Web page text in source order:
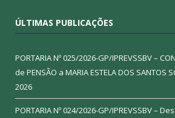
ÚLTIMAS PUBLICAÇÕES
PORTARIA Nº 025/2026-GP/IPREVSSBV –
de PENSÃO a MARIA ESTELA DOS SANTOS
2026
PORTARIA Nº 024/2026-GP/IPREVSSBV –